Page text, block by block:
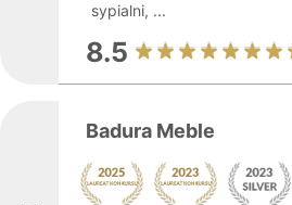
sypialni, ...
8.5
Badura Meble